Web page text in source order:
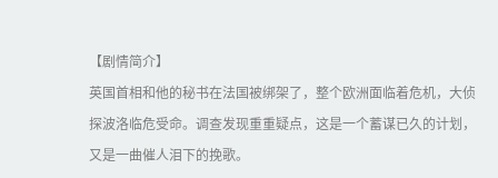
【剧情简介】
英国首相和他的秘书在法国被绑架了，整个欧洲面临着危机，大侦
探波洛临危受命。调查发现重重疑点，这是一个蓄谋已久的计划，
又是一曲催人泪下的挽歌。